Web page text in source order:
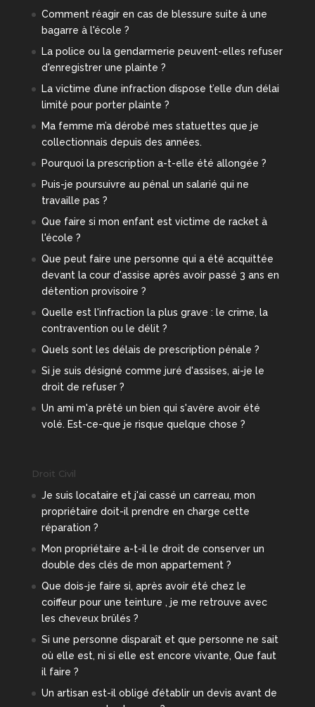
Comment réagir en cas de blessure suite à une
bagarre à l'école ?
La police ou la gendarmerie peuvent-elles refuser
d'enregistrer une plainte ?
La victime d’une infraction dispose t’elle d’un délai
limité pour porter plainte ?
Ma femme m’a dérobé mes statuettes que je
collectionnais depuis des années.
Pourquoi la prescription a-t-elle été allongée ?
Puis-je poursuivre au pénal un salarié qui ne
travaille pas ?
Que faire si mon enfant est victime de racket à
l'école ?
Que peut faire une personne qui a été acquittée
devant la cour d'assise après avoir passé 3 ans en
détention provisoire ?
Quelle est l'infraction la plus grave : le crime, la
contravention ou le délit ?
Quels sont les délais de prescription pénale ?
Si je suis désigné comme juré d'assises, ai-je le
droit de refuser ?
Un ami m'a prêté un bien qui s'avère avoir été
volé. Est-ce-que je risque quelque chose ?
Droit Civil
Je suis locataire et j'ai cassé un carreau, mon
propriétaire doit-il prendre en charge cette
réparation ?
Mon propriétaire a-t-il le droit de conserver un
double des clés de mon appartement ?
Que dois-je faire si, après avoir été chez le
coiffeur pour une teinture , je me retrouve avec
les cheveux brûlés ?
Si une personne disparaît et que personne ne sait
où elle est, ni si elle est encore vivante, Que faut
il faire ?
Un artisan est-il obligé d’établir un devis avant de